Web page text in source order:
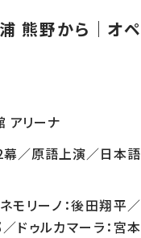
熊野から｜オペ
アリーナ
幕／原語上演／日本語
モリーノ：後田翔平／
ドゥルカマーラ：宮本